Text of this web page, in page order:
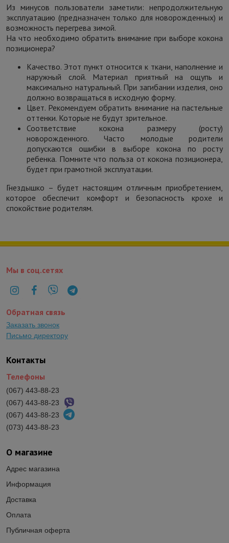
Из минусов пользователи заметили: непродолжительную
эксплуатацию (предназначен только для новорожденных) и
возможность перегрева зимой.
На что необходимо обратить внимание при выборе кокона
позиционера?
Качество. Этот пункт относится к ткани, наполнение и
наружный слой. Материал приятный на ощупь и
максимально натуральный. При загибании изделия, оно
должно возвращаться в исходную форму.
Цвет. Рекомендуем обратить внимание на пастельные
оттенки. Которые не будут зрительное.
Соответствие кокона размеру (росту)
новорожденного. Часто молодые родители
допускаются ошибки в выборе кокона по росту
ребенка. Помните что польза от кокона позиционера,
будет при грамотной эксплуатации.
Гнездышко – будет настоящим отличным приобретением,
которое обеспечит комфорт и безопасность крохе и
спокойствие родителям.
О магазине
Адрес магазина
Информация
Доставка
Оплата
Публичная оферта
Контакты
Телефоны
(067) 443-88-23
(067) 443-88-23
(067) 443-88-23
(073) 443-88-23
Мы в соц.сетях
Обратная связь
Заказать звонок
Письмо директору